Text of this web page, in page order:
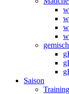
Saison